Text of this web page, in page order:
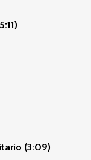
(3:09)